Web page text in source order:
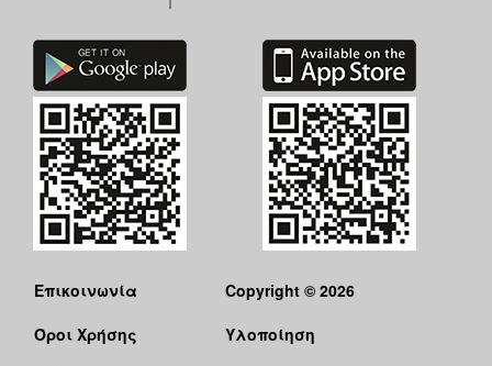
Επικοινωνία
Όροι Χρήσης
Copyright © 2026
Υλοποίηση